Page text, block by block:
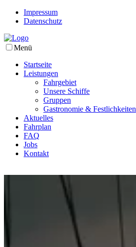
Impressum
Datenschutz
Menü
Startseite
Leistungen
Fahrgebiet
Unsere Schiffe
Gruppen
Gastronomie & Festlichkeiten
Aktuelles
Fahrplan
FAQ
Jobs
Kontakt